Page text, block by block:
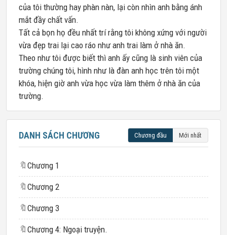
của tôi thường hay phàn nàn, lại còn nhìn anh bằng ánh
mắt đầy chất vấn.
Tất cả bọn họ đều nhất trí rằng tôi không xứng với người
vừa đẹp trai lại cao ráo như anh trai làm ở nhà ăn.
Theo như tôi được biết thì anh ấy cũng là sinh viên của
trường chúng tôi, hình như là đàn anh học trên tôi một
khóa, hiện giờ anh vừa học vừa làm thêm ở nhà ăn của
trường.
DANH SÁCH CHƯƠNG Chương đầu Mới nhất
🔖 Chương 1
🔖 Chương 2
🔖 Chương 3
🔖 Chương 4: Ngoại truyện.